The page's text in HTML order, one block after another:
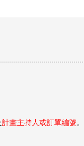
計畫主持人或訂單編號。